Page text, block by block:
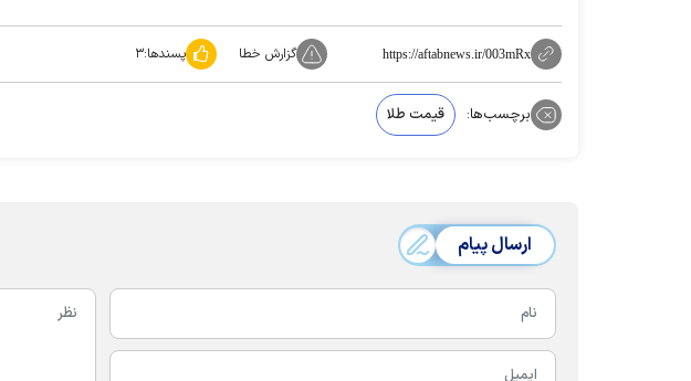
https://aftabnews.ir/003mRx گزارش خطا پسندها:۳
برچسب‌ها: قیمت طلا
ارسال پیام